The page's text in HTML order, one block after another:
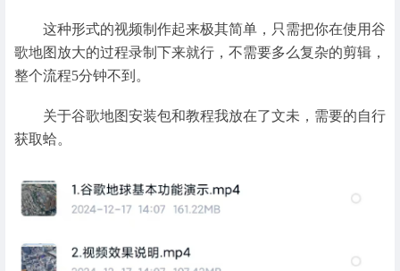
这种形式的视频制作起来极其简单，只需把你在使用谷
歌地图放大的过程录制下来就行，不需要多么复杂的剪辑，
整个流程5分钟不到。
关于谷歌地图安装包和教程我放在了文未，需要的自行
获取蛤。